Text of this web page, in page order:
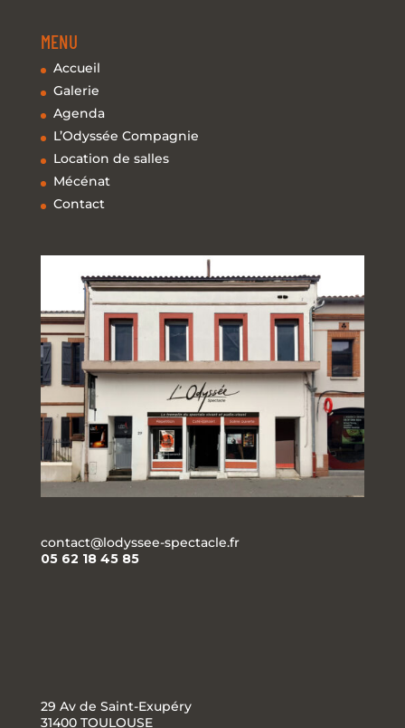
MENU
Accueil
Galerie
Agenda
L’Odyssée Compagnie
Location de salles
Mécénat
Contact
contact@lodyssee-spectacle.fr
05 62 18 45 85
29 Av de Saint-Exupéry
31400 TOULOUSE